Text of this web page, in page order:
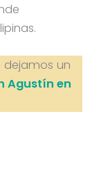
dejamos un
Agustín en